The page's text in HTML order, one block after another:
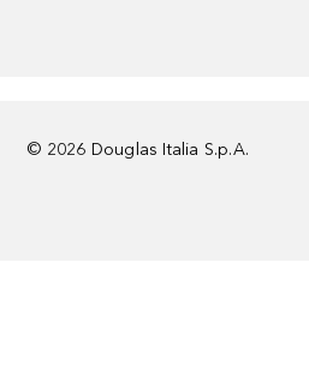
© 2026 Douglas Italia S.p.A.